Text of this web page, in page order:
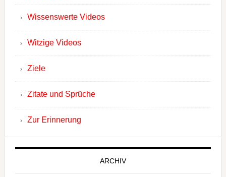
Wissenswerte Videos
Witzige Videos
Ziele
Zitate und Sprüche
Zur Erinnerung
ARCHIV